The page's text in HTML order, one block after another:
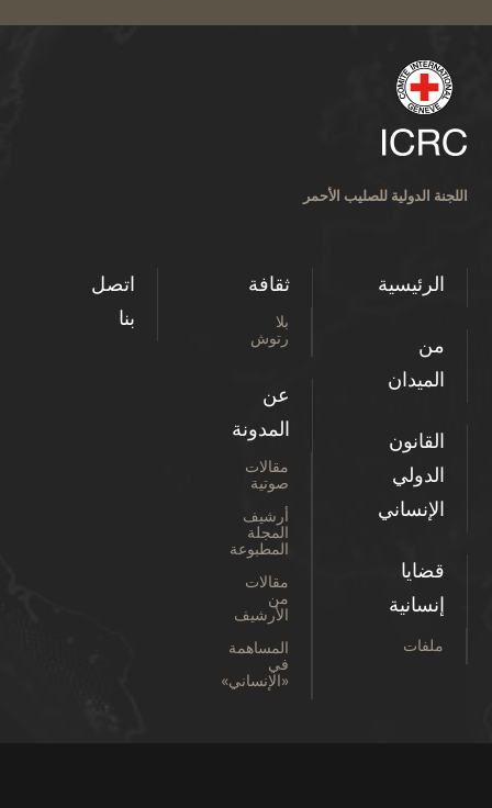
اللجنة الدولية للصليب الأحمر
الرئيسية
من
الميدان
القانون
الدولي
الإنساني
قضايا
إنسانية
ملفات
ثقافة
بلا
رتوش
عن
المدونة
مقالات
صوتية
أرشيف
المجلة
المطبوعة
مقالات
من
الأرشيف
المساهمة
في
«الإنساني»
اتصل
بنا